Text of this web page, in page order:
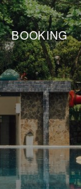
BOOKING